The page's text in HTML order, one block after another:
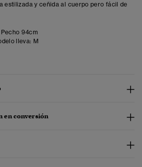
estilizada y ceñida al cuerpo pero fácil de
94cm
lleva: M
en conversión